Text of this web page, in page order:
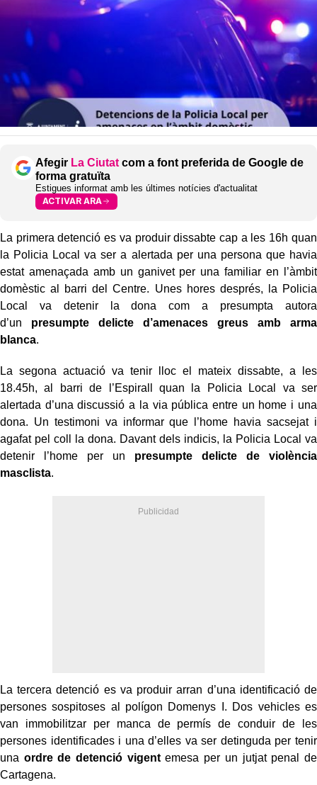
Afegir La Ciutat com a font preferida de Google de
forma gratuïta
Estigues informat amb les últimes notícies d'actualitat
ACTIVAR ARA
La primera detenció es va produir dissabte cap a les 16h quan
la Policia Local va ser a alertada per una persona que havia
estat amenaçada amb un ganivet per una familiar en l’àmbit
domèstic al barri del Centre. Unes hores després, la Policia
Local va detenir la dona com a presumpta autora
d’un presumpte delicte d’amenaces greus amb arma
blanca.
La segona actuació va tenir lloc el mateix dissabte, a les
18.45h, al barri de l’Espirall quan la Policia Local va ser
alertada d’una discussió a la via pública entre un home i una
dona. Un testimoni va informar que l’home havia sacsejat i
agafat pel coll la dona. Davant dels indicis, la Policia Local va
detenir l’home per un presumpte delicte de violència
masclista.
La tercera detenció es va produir arran d’una identificació de
persones sospitoses al polígon Domenys I. Dos vehicles es
van immobilitzar per manca de permís de conduir de les
persones identificades i una d’elles va ser detinguda per tenir
una ordre de detenció vigentemesa per un jutjat penal de
Cartagena.